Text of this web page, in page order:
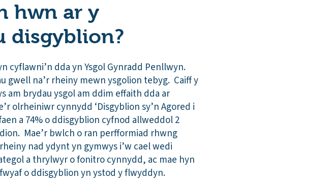
hwn ar y
disgyblion?
cyflawni’n dda yn Ysgol Gynradd Penllwyn.
gwell na’r rheiny mewn ysgolion tebyg. Caiff y
am brydau ysgol am ddim effaith dda ar
olrheiniwr cynnydd ‘Disgyblion sy’n Agored i
a 74% o ddisgyblion cyfnod allweddol 2
Mae’r bwlch o ran perfformiad rhwng
nad ydynt yn gymwys i’w cael wedi
a thrylwyr o fonitro cynnydd, ac mae hyn
o ddisgyblion yn ystod y flwyddyn.